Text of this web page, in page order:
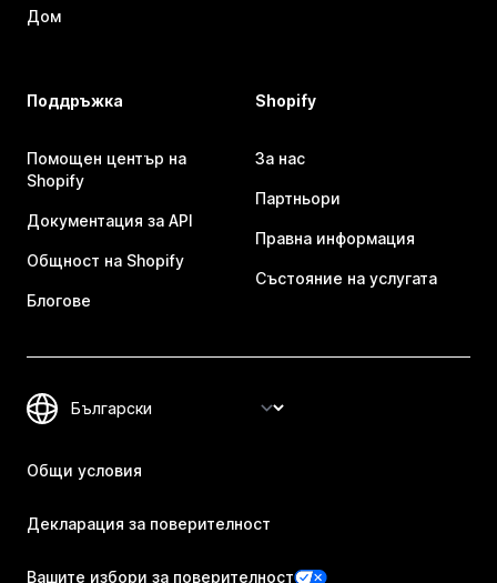
Дом
Поддръжка
Помощен център на
Shopify
Документация за API
Общност на Shopify
Блогове
Shopify
За нас
Партньори
Правна информация
Състояние на услугата
Общи условия
Декларация за поверителност
Вашите избори за поверителност